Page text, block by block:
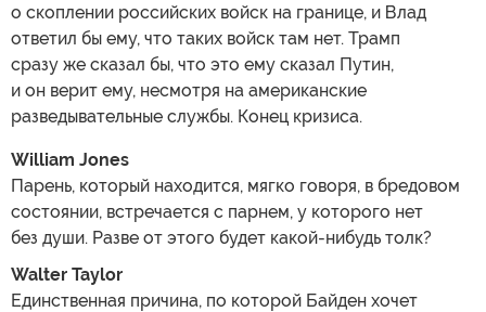
о скоплении российских войск на границе, и Влад
ответил бы ему, что таких войск там нет. Трамп
сразу же сказал бы, что это ему сказал Путин,
и он верит ему, несмотря на американские
разведывательные службы. Конец кризиса.
William Jones
Парень, который находится, мягко говоря, в бредовом
состоянии, встречается с парнем, у которого нет
без души. Разве от этого будет какой-нибудь толк?
Walter Taylor
Единственная причина, по которой Байден хочет